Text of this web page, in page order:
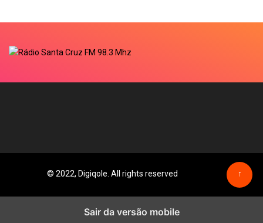
© 2022, Digiqole. All rights reserved ↑
Sair da versão mobile